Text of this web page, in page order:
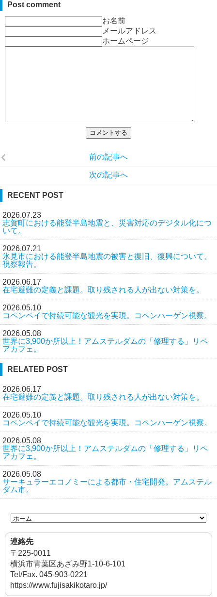
Post comment
お名前
メールアドレス
ホームページ
前の記事へ
次の記事へ
RECENT POST
2026.07.23
志賀町における能登半島地震と、災害対応のデジタル化につ
いて。
2026.07.21
氷見市における能登半島地震の被害と復旧、復興について。
視察報告。
2026.06.17
在宅避難の定義と課題。取り残される人が出ない対策を。
2026.05.10
コペンペイで持続可能な観光を実現。コペンハーゲン視察。
2026.05.08
世界に3,900か所以上！アムステルダムの「修理する」リペ
アカフェ。
RELATED POST
2026.06.17
在宅避難の定義と課題。取り残される人が出ない対策を。
2026.05.10
コペンペイで持続可能な観光を実現。コペンハーゲン視察。
2026.05.08
世界に3,900か所以上！アムステルダムの「修理する」リペ
アカフェ。
2026.05.08
サーキュラーエコノミーによる都市・住宅開発。アムステル
ダム市。
連絡先
〒225-0011
横浜市青葉区あざみ野1-10-6-101
Tel/Fax. 045-903-0221
https://www.fujisakikotaro.jp/